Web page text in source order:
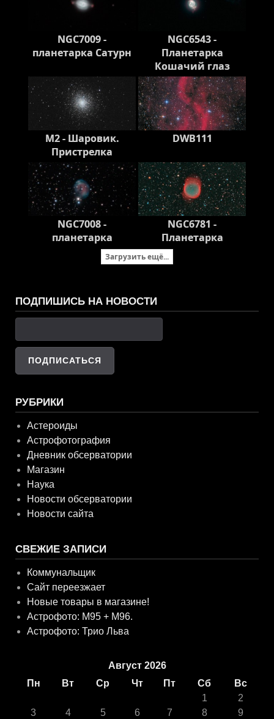
NGC7009 -
планетарка Сатурн
NGC6543 -
Планетарка
Кошачий глаз
M2 - Шаровик.
Пристрелка
DWB111
NGC7008 -
планетарка
NGC6781 -
Планетарка
Загрузить ещё...
ПОДПИШИСЬ НА НОВОСТИ
РУБРИКИ
Астероиды
Астрофотография
Дневник обсерватории
Магазин
Наука
Новости обсерватории
Новости сайта
СВЕЖИЕ ЗАПИСИ
Коммунальщик
Сайт переезжает
Новые товары в магазине!
Астрофото: M95 + M96.
Астрофото: Трио Льва
Август 2026
Пн
Вт Ср Чт Пт Сб
Вс
1
2
3
4 5 6 7 8
9